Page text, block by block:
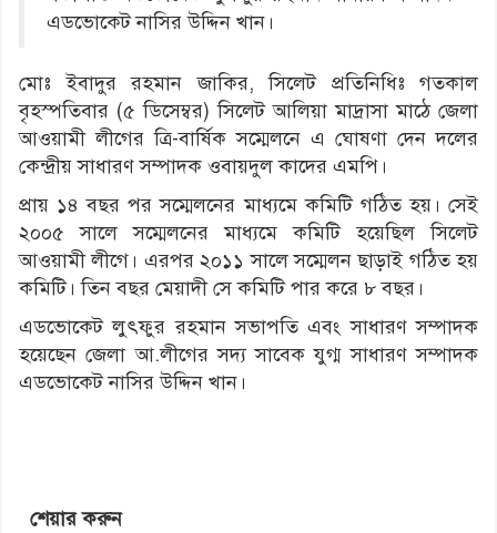
এডভোকেট নাসির উদ্দিন খান।
মোঃ ইবাদুর রহমান জাকির, সিলেট প্রতিনিধিঃ গতকাল
বৃহস্পতিবার (৫ ডিসেম্বর) সিলেট আলিয়া মাদ্রাসা মাঠে জেলা
আওয়ামী লীগের ত্রি-বার্ষিক সম্মেলনে এ ঘোষণা দেন দলের
কেন্দ্রীয় সাধারণ সম্পাদক ওবায়দুল কাদের এমপি।
প্রায় ১৪ বছর পর সম্মেলনের মাধ্যমে কমিটি গঠিত হয়। সেই
২০০৫ সালে সম্মেলনের মাধ্যমে কমিটি হয়েছিল সিলেট
আওয়ামী লীগে। এরপর ২০১১ সালে সম্মেলন ছাড়াই গঠিত হয়
কমিটি। তিন বছর মেয়াদী সে কমিটি পার করে ৮ বছর।
এডভোকেট লুৎফুর রহমান সভাপতি এবং সাধারণ সম্পাদক
হয়েছেন জেলা আ.লীগের সদ্য সাবেক যুগ্ম সাধারণ সম্পাদক
এডভোকেট নাসির উদ্দিন খান।
শেয়ার করুন